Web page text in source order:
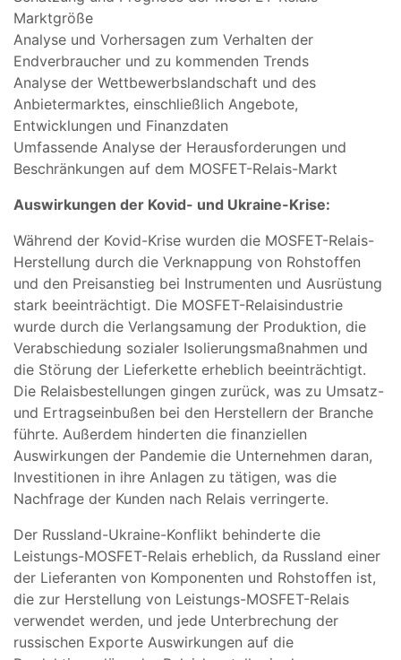
Marktgröße
Analyse und Vorhersagen zum Verhalten der
Endverbraucher und zu kommenden Trends
Analyse der Wettbewerbslandschaft und des
Anbietermarktes, einschließlich Angebote,
Entwicklungen und Finanzdaten
Umfassende Analyse der Herausforderungen und
Beschränkungen auf dem MOSFET-Relais-Markt
Auswirkungen der Kovid- und Ukraine-Krise:
Während der Kovid-Krise wurden die MOSFET-Relais-
Herstellung durch die Verknappung von Rohstoffen
und den Preisanstieg bei Instrumenten und Ausrüstung
stark beeinträchtigt. Die MOSFET-Relaisindustrie
wurde durch die Verlangsamung der Produktion, die
Verabschiedung sozialer Isolierungsmaßnahmen und
die Störung der Lieferkette erheblich beeinträchtigt.
Die Relaisbestellungen gingen zurück, was zu Umsatz-
und Ertragseinbußen bei den Herstellern der Branche
führte. Außerdem hinderten die finanziellen
Auswirkungen der Pandemie die Unternehmen daran,
Investitionen in ihre Anlagen zu tätigen, was die
Nachfrage der Kunden nach Relais verringerte.
Der Russland-Ukraine-Konflikt behinderte die
Leistungs-MOSFET-Relais erheblich, da Russland einer
der Lieferanten von Komponenten und Rohstoffen ist,
die zur Herstellung von Leistungs-MOSFET-Relais
verwendet werden, und jede Unterbrechung der
russischen Exporte Auswirkungen auf die